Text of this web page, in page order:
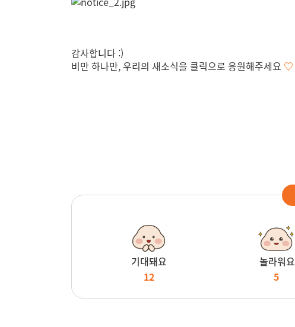
감사합니다 :)
비만 하나만, 우리의 새소식을 클릭으로 응원해주세요 ♡
기대돼요
12
놀라워요
5